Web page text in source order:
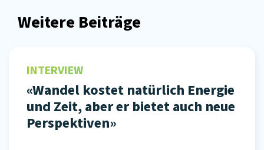
Weitere Beiträge
INTERVIEW
«Wandel kostet natürlich Energie
und Zeit, aber er bietet auch neue
Perspektiven»